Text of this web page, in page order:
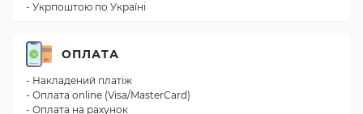
- Укрпоштою по Україні
ОПЛАТА
- Накладений платіж
- Оплата online (Visa/MasterCard)
- Оплата на рахунок